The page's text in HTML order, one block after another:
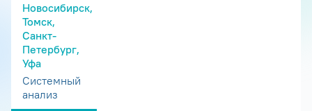
Новосибирск,
Томск,
Санкт-
Петербург,
Уфа
Системный
анализ